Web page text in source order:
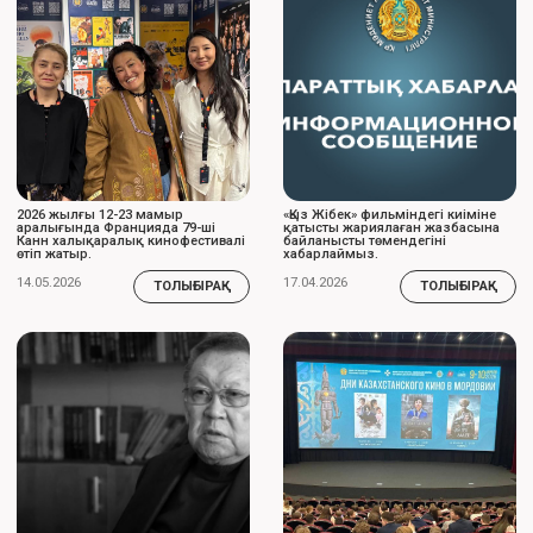
ФИЛЬМДЕР МЕН АНИМАЦИЯЛАР
Игла
Сказ о розовом
Томирис
1988 ⚬ триллер,
драма
2010 ⚬ драма,
криминал
трейлер қарау